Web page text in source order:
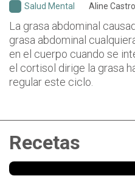
Salud Mental Aline Castro
La grasa abdominal
grasa abdominal
en el cuerpo cuando se
el cortisol dirige la grasa
regular este ciclo.
Recetas